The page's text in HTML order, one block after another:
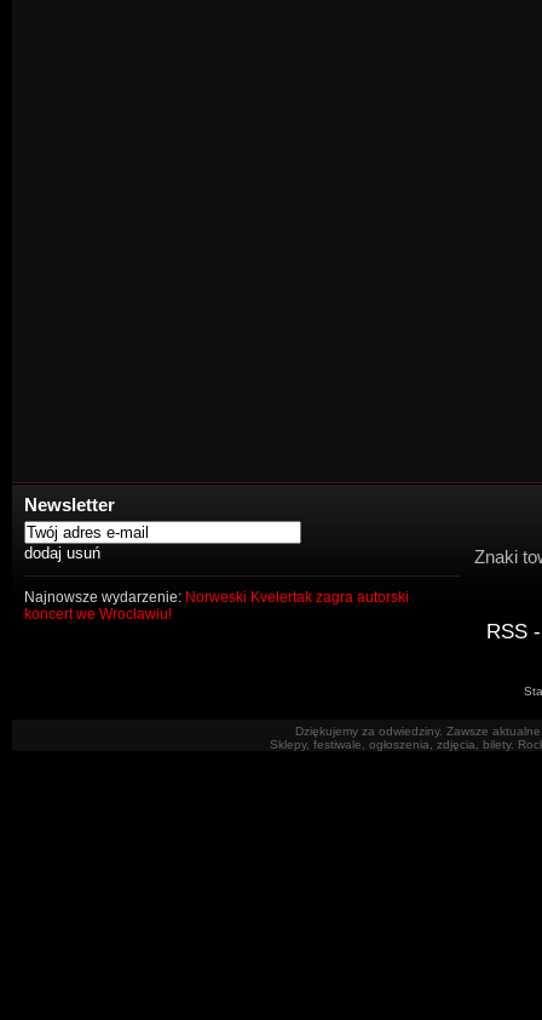
Newsletter
Najnowsze wydarzenie: Norweski Kvelertak zagra autorski
koncert we Wrocławiu!
Znaki
RSS
Dziękujemy za odwiedziny. Zawsze
Sklepy, festiwale, ogłoszenia, zdjęcia, bilety.